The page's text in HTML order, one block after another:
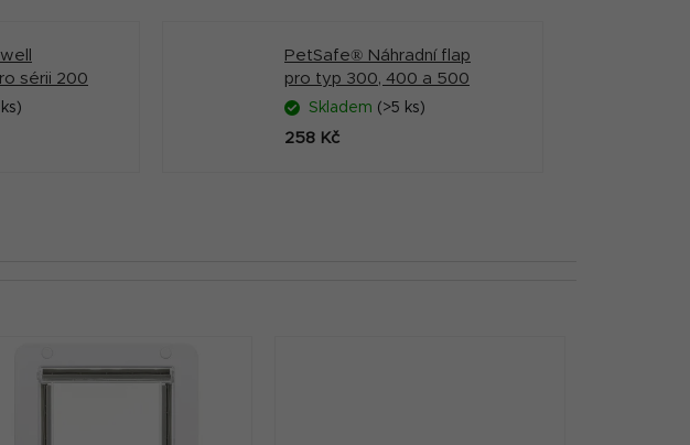
sérii 200
PetSafe® Náhradní flap
pro typ 300, 400 a 500
Skladem (>5 ks)
258 Kč